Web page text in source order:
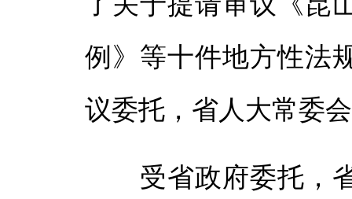
例》等十件地方性法
议委托，省人大常委
受省政府委托，省